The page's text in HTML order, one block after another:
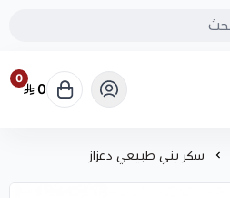
0
0
سكر بني طبيعي دعزاز